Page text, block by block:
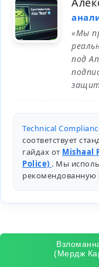
«Мы
под
Technical
соответствует
гайдах от Mishaal
Police) . Мы
(Мердж